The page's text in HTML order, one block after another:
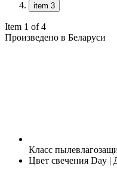
item 3
Item 1 of 4
Произведено в Беларуси
Класс
Цвет свечения Day |